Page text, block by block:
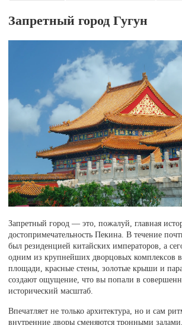
Запретный город Гугун
Запретный город — это, пожалуй, главная
достопримечательность Пекина. В течение
был резиденцией китайских императоров, а
одним из крупнейших дворцовых комплексов
площади, красные стены, золотые крыши и
создают ощущение, что вы попали в
исторический масштаб.
Впечатляет не только архитектура, но и сам
внутренние дворы сменяются тронными